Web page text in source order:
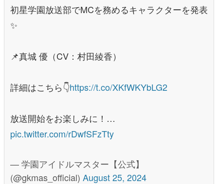
初星学園放送部でMCを務めるキャラクターを発表
✨
📌真城 優（CV：村田綾香）
詳細はこちら👇https://t.co/XKfWKYbLG2
放送開始をお楽しみに！…
pic.twitter.com/rDwfSFzTty
— 学園アイドルマスター【公式】
(@gkmas_official) August 25, 2024